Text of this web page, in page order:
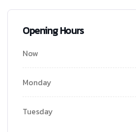
Opening Hours
Now
Monday
Tuesday